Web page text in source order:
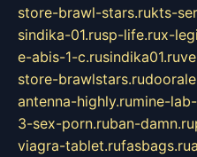
store-brawl-stars.rukts-
sindika-01.rusp-life.rux-
e-abis-1-c.rusindika01.ru
store-brawlstars.ru
antenna-highly.rumine-
3-sex-porn.ruban-damn.ru
viagra-tablet.rufasbags.ru